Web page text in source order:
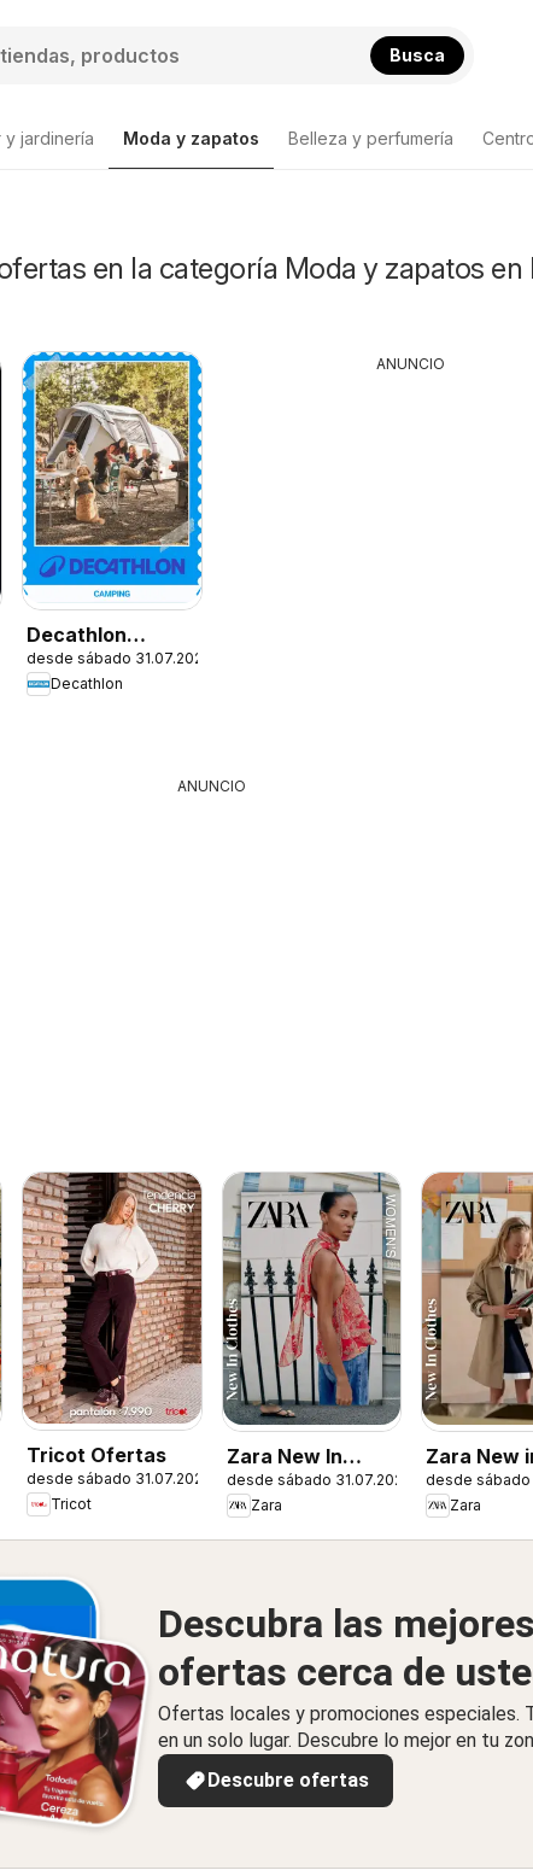
Busca
y jardinería Moda y zapatos Belleza y perfumería
en la categoría Moda y zapatos en
Decathlon
Ofertas
desde sábado 31.07.2026
Decathlon
ANUNCIO
ANUNCIO
Tricot Ofertas
desde sábado 31.07.2026
Tricot
Zara New In
Women
desde sábado 31.07.2026
Zara
Zara New
desde sábado
Zara
Descubra las mejores
ofertas cerca de
Ofertas locales y promociones especiales.
en un solo lugar. Descubre lo mejor en tu
Descubre ofertas